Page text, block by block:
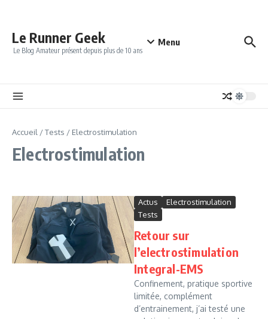
Le Runner Geek
Le Blog Amateur présent depuis plus de 10 ans
Menu
Accueil /Tests / Electrostimulation
Electrostimulation
Actus
Electrostimulation
Tests
Retour sur
l’electrostimulation
Integral-EMS
Confinement, pratique sportive
limitée, complément
d’entrainement, j’ai testé une